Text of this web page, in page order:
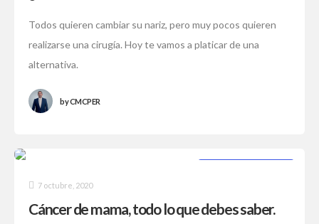
Todos quieren cambiar su nariz, pero muy pocos quieren
realizarse una cirugía. Hoy te vamos a platicar de una
alternativa.
byCMCPER
7 octubre, 2020
Cáncer de mama, todo lo que debes saber.